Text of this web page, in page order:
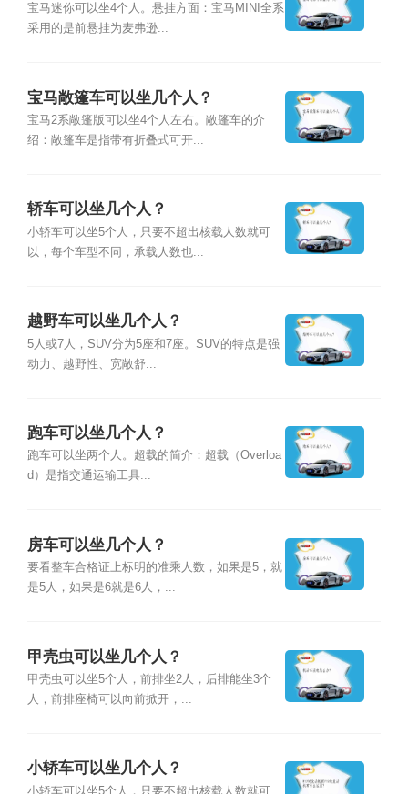
宝马迷你可以坐4个人。悬挂方面：宝马MINI全系
采用的是前悬挂为麦弗逊...
宝马敞篷车可以坐几个人？
宝马2系敞篷版可以坐4个人左右。敞篷车的介
绍：敞篷车是指带有折叠式可开...
轿车可以坐几个人？
小轿车可以坐5个人，只要不超出核载人数就可
以，每个车型不同，承载人数也...
越野车可以坐几个人？
5人或7人，SUV分为5座和7座。SUV的特点是强
动力、越野性、宽敞舒...
跑车可以坐几个人？
跑车可以坐两个人。超载的简介：超载（Overloa
d）是指交通运输工具...
房车可以坐几个人？
要看整车合格证上标明的准乘人数，如果是5，就
是5人，如果是6就是6人，...
甲壳虫可以坐几个人？
甲壳虫可以坐5个人，前排坐2人，后排能坐3个
人，前排座椅可以向前掀开，...
小轿车可以坐几个人？
小轿车可以坐5个人，只要不超出核载人数就可